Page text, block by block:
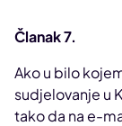
Članak 7.
Ako u bilo
sudjelovanje u
tako da na e-